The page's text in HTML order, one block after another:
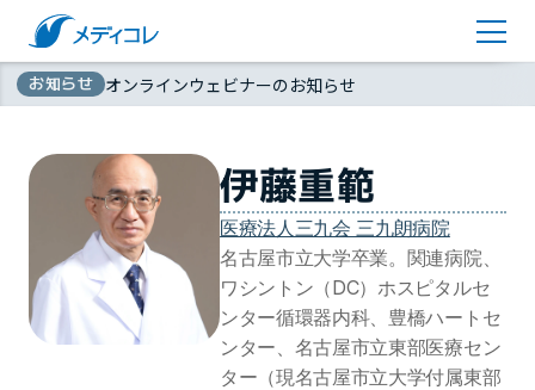
お知らせ オンラインウェビナーのお知らせ
お問い合わせ
無 資料ダウンロード
伊藤重範
医療法人三九会 三九朗病院
名古屋市立大学卒業。関連病院、
ワシントン（DC）ホスピタルセ
ンター循環器内科、豊橋ハートセ
ンター、名古屋市立東部医療セン
ター（現名古屋市立大学付属東部